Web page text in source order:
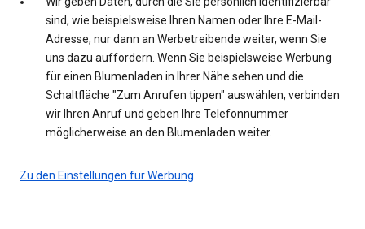
sind, wie beispielsweise Ihren Namen oder Ihre E-Mail-
Adresse, nur dann an Werbetreibende weiter, wenn Sie
uns dazu auffordern. Wenn Sie beispielsweise Werbung
für einen Blumenladen in Ihrer Nähe sehen und die
Schaltfläche "Zum Anrufen tippen" auswählen, verbinden
wir Ihren Anruf und geben Ihre Telefonnummer
möglicherweise an den Blumenladen weiter.
Zu den Einstellungen für Werbung